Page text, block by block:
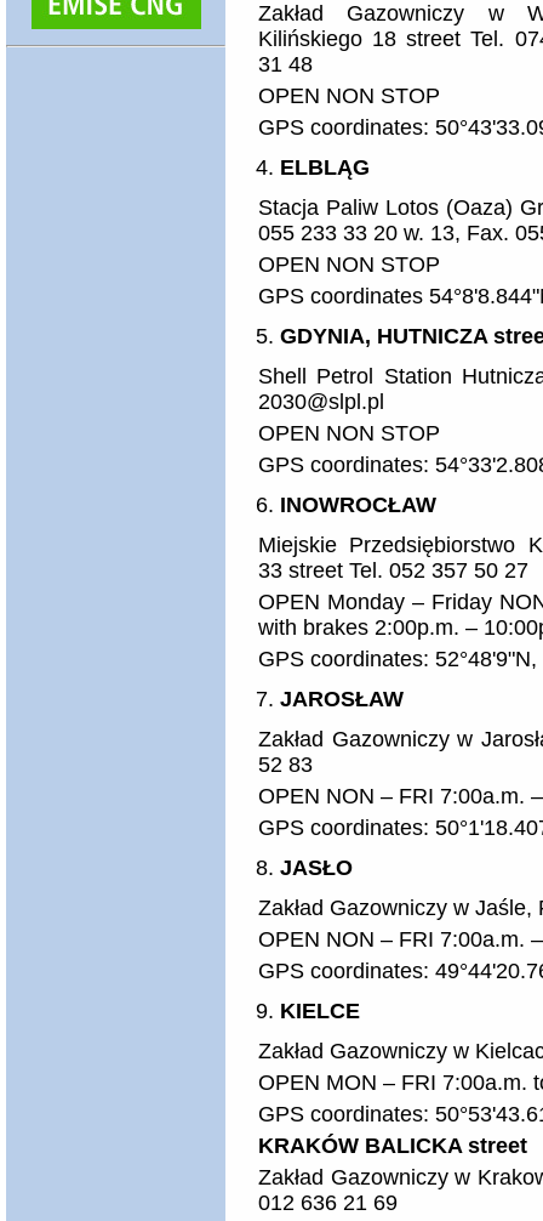
Zakład Gazowniczy w
Kilińskiego 18 street Tel.
31 48
OPEN NON STOP
GPS coordinates:
ELBLĄG
Stacja Paliw Lotos (Oaza)
055 233 33 20 w. 13, Fax.
OPEN NON STOP
GPS coordinates
GDYNIA, HUTNICZA
Shell Petrol Station
2030@slpl.pl
OPEN NON STOP
GPS coordinates:
INOWROCŁAW
Miejskie Przedsiębiorstwo
33 street Tel. 052 357 50 27
OPEN Monday – Friday
with brakes 2:00p.m. –
GPS coordinates:
JAROSŁAW
Zakład Gazowniczy w
52 83
OPEN NON – FRI 7:00a.m.
GPS coordinates:
JASŁO
Zakład Gazowniczy w
OPEN NON – FRI 7:00a.m.
GPS coordinates:
KIELCE
Zakład Gazowniczy w
OPEN MON – FRI 7:00a.m.
GPS coordinates:
KRAKÓW BALICKA street
Zakład Gazowniczy w
012 636 21 69